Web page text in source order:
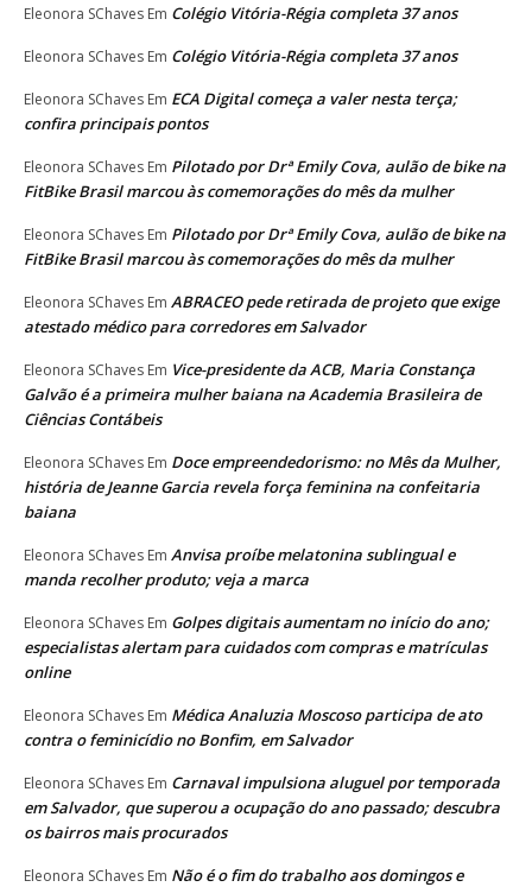
Eleonora SChaves Em Colégio Vitória-Régia completa 37 anos
Eleonora SChaves Em Colégio Vitória-Régia completa 37 anos
Eleonora SChaves Em ECA Digital começa a valer nesta terça;
confira principais pontos
Eleonora SChaves Em Pilotado por Drª Emily Cova, aulão de bike na
FitBike Brasil marcou às comemorações do mês da mulher
Eleonora SChaves Em Pilotado por Drª Emily Cova, aulão de bike na
FitBike Brasil marcou às comemorações do mês da mulher
Eleonora SChaves Em ABRACEO pede retirada de projeto que exige
atestado médico para corredores em Salvador
Eleonora SChaves Em Vice-presidente da ACB, Maria Constança
Galvão é a primeira mulher baiana na Academia Brasileira de
Ciências Contábeis
Eleonora SChaves Em Doce empreendedorismo: no Mês da Mulher,
história de Jeanne Garcia revela força feminina na confeitaria
baiana
Eleonora SChaves Em Anvisa proíbe melatonina sublingual e
manda recolher produto; veja a marca
Eleonora SChaves Em Golpes digitais aumentam no início do ano;
especialistas alertam para cuidados com compras e matrículas
online
Eleonora SChaves Em Médica Analuzia Moscoso participa de ato
contra o feminicídio no Bonfim, em Salvador
Eleonora SChaves Em Carnaval impulsiona aluguel por temporada
em Salvador, que superou a ocupação do ano passado; descubra
os bairros mais procurados
Eleonora SChaves Em Não é o fim do trabalho aos domingos e